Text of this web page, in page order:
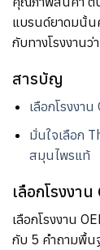
แบรนด์ยาดมนั้น
กับทางโรงงานว่
สารบัญ
เลือกโรงงา
มั่นใจเลือก
สมุนไพรแท้
เลือกโรงงา
เลือกโรงงาน
กับ 5 คำถามพื้